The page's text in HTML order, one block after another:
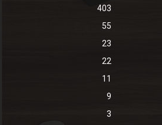
403
55
23
22
11
9
3